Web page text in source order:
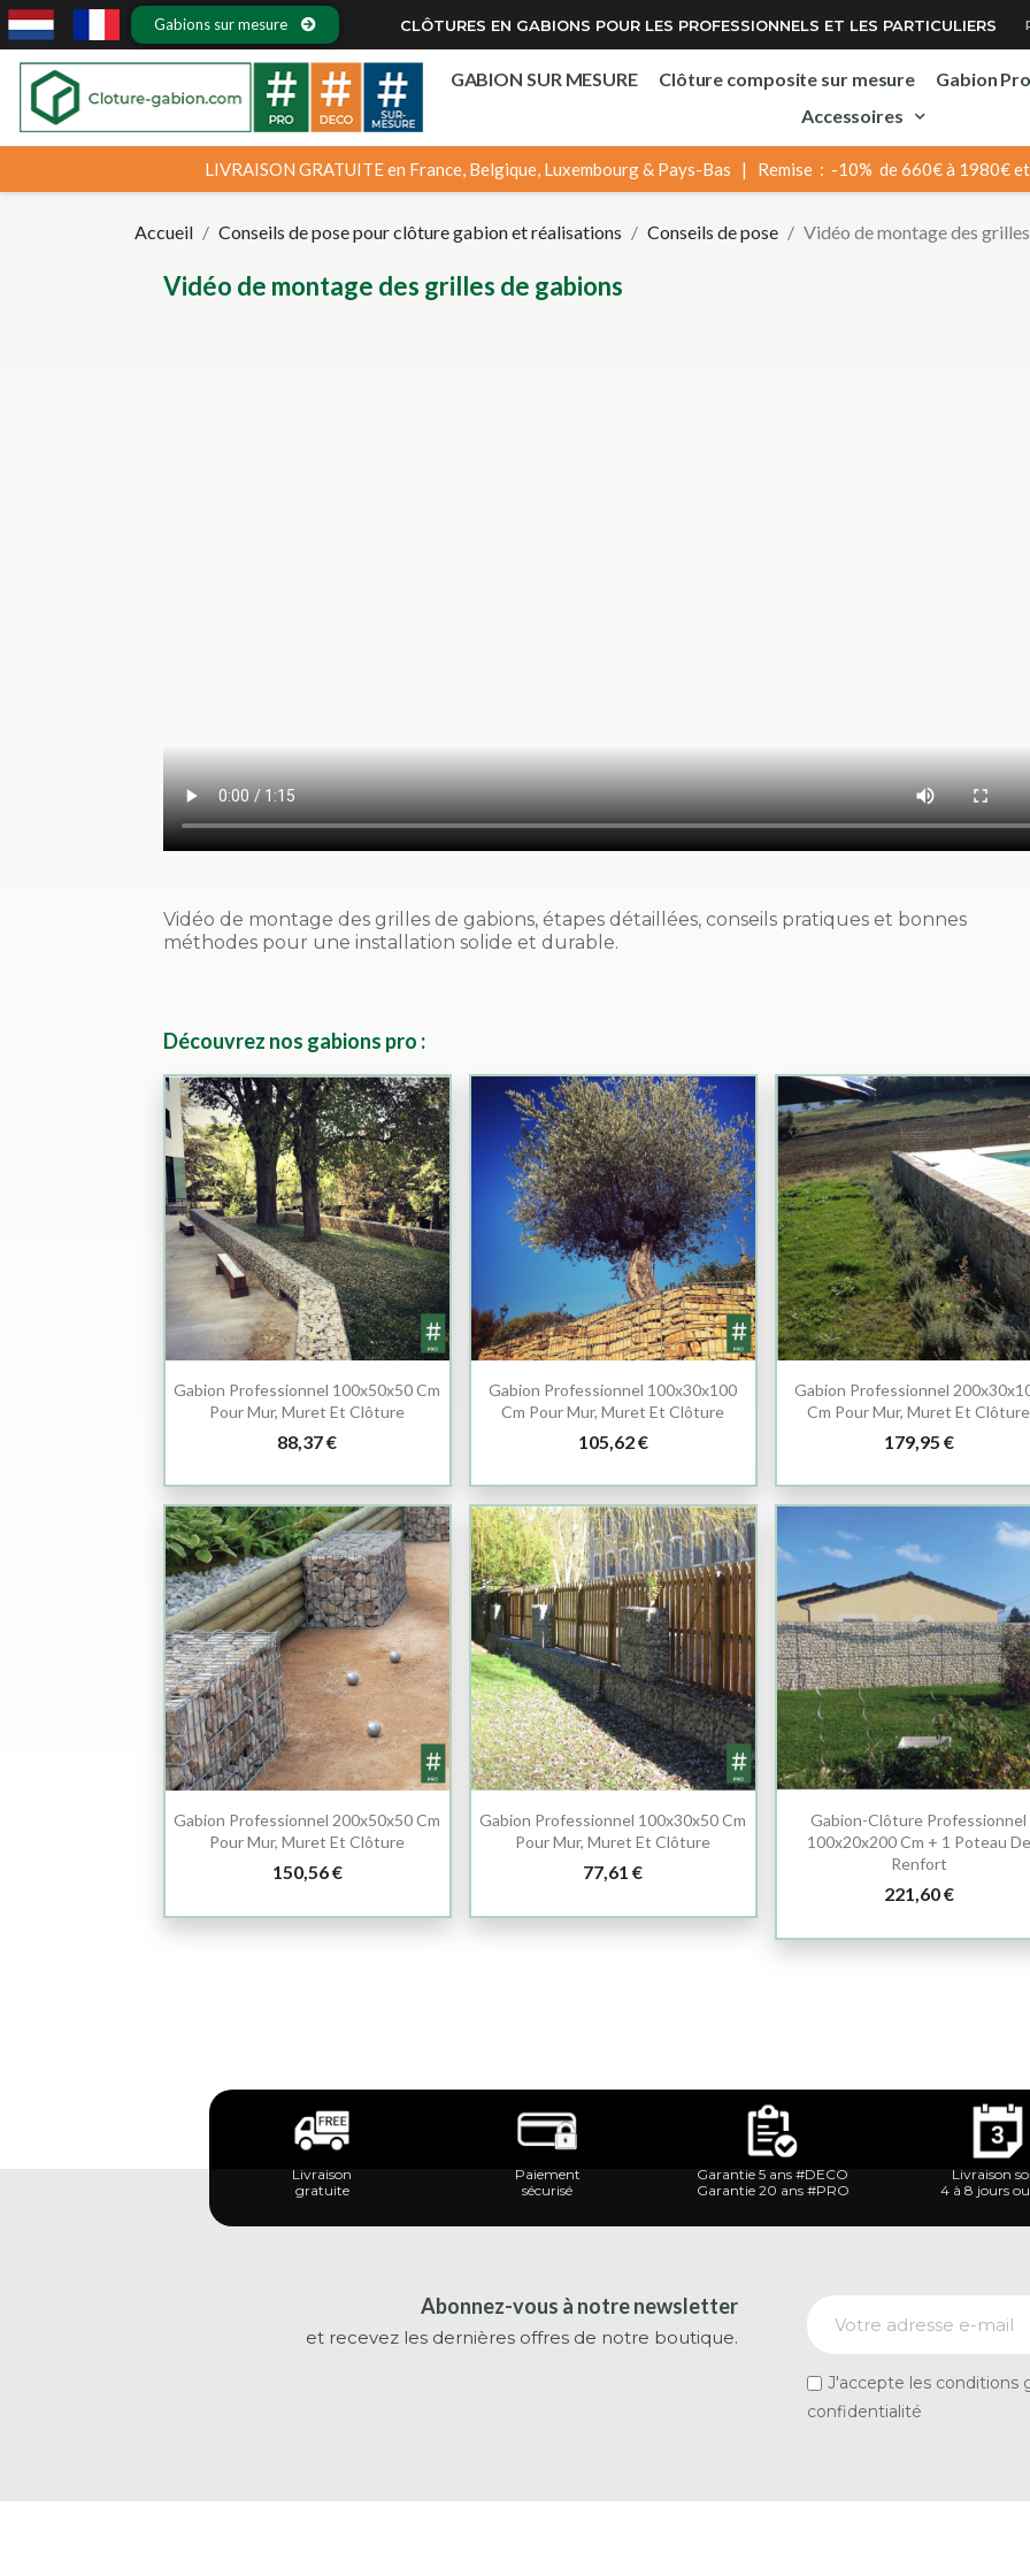
Gabions sur mesure CLÔTURES EN GABIONS POUR LES PROFESSIONNELS ET LES PARTICULIERS
GABION SUR MESURE Clôture composite sur mesure
Gabion
Accessoires
LIVRAISON GRATUITE en France, Belgique, Luxembourg & Pays-Bas | Remise : -10% de 660€ à 1980€
Accueil Conseils de pose pour clôture gabion et réalisations Conseils de pose Vidéo de montage des
Vidéo de montage des grilles de gabions
Vidéo de montage des grilles de gabions, étapes détaillées, conseils pratiques et bonnes
méthodes pour une installation solide et durable.
Découvrez nos gabions pro :
Gabion Professionnel 100x50x50 Cm
Pour Mur, Muret Et Clôture
88,37 €
Gabion Professionnel 100x30x100
Cm Pour Mur, Muret Et Clôture
105,62 €
Gabion Professionnel
Cm Pour Mur, Muret Et Clôture
179,95 €
Gabion Professionnel 200x50x50 Cm
Pour Mur, Muret Et Clôture
150,56 €
Gabion Professionnel 100x30x50 Cm
Pour Mur, Muret Et Clôture
77,61 €
Gabion-Clôture Professionnel
100x20x200 Cm + 1 Poteau De
Renfort
221,60 €
Livraison
gratuite
Paiement
sécurisé
Garantie 5 ans #DECO
Garantie 20 ans #PRO
Livraison
4 à 8 jours
Abonnez-vous à notre newsletter
et recevez les dernières offres de notre boutique.
J'accepte les conditions
confidentialité